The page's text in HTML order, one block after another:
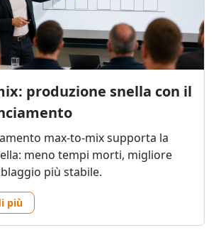
produzione snella con il
max-to-mix supporta la
meno tempi morti, migliore
più stabile.
più